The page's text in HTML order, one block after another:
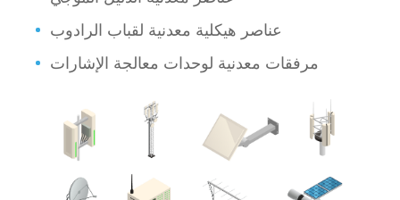
عناصر هيكلية معدنية لقباب الرادوب
مرفقات معدنية لوحدات معالجة الإشارات